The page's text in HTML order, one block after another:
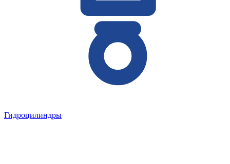
Гидроцилиндры